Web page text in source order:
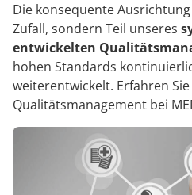
Die konsequente
Zufall, sondern Teil unseres
entwickelten
hohen Standards
weiterentwickelt. Erfahren
Qualitätsmanagement bei